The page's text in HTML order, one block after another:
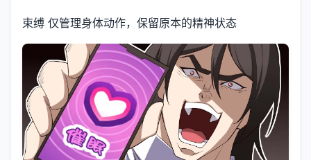
束缚 仅管理身体动作，保留原本的精神状态